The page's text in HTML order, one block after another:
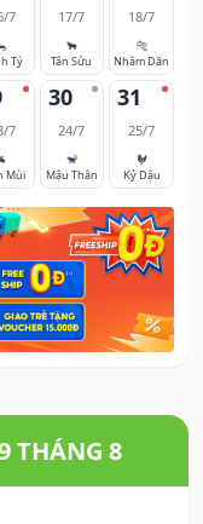
7
Tý
17/7
🐂
Tân Sửu
18/7
🐅
Nhâm Dần
7
Mùi
30
24/7
🐒
Mậu Thân
31
25/7
🐓
Kỷ Dậu
THÁNG 8